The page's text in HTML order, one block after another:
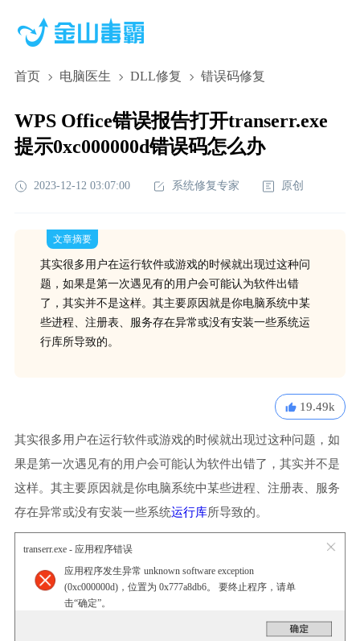
首页 电脑医生 DLL修复 错误码修复
WPS Office错误报告打开transerr.exe
提示0xc000000d错误码怎么办
2023-12-12 03:07:00 系统修复专家 原创
文章摘要
其实很多用户在运行软件或游戏的时候就出现过这种问
题，如果是第一次遇见有的用户会可能认为软件出错
了，其实并不是这样。其主要原因就是你电脑系统中某
些进程、注册表、服务存在异常或没有安装一些系统运
行库所导致的。
19.49k
其实很多用户在运行软件或游戏的时候就出现过这种问题，如
果是第一次遇见有的用户会可能认为软件出错了，其实并不是
这样。其主要原因就是你电脑系统中某些进程、注册表、服务
存在异常或没有安装一些系统运行库所导致的。
transerr.exe - 应用程序错误
应用程序发生异常 unknown software exception
(0xc000000d)，位置为 0x777a8db6。 要终止程序，请单
击“确定”。